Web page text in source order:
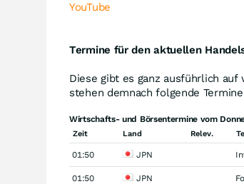
YouTube
Termine für den aktuellen
Diese gibt es ganz ausführlich
stehen demnach folgende
Wirtschafts- und Börsentermine vom
Zeit Land Relev.
01:50 JPN
01:50 JPN